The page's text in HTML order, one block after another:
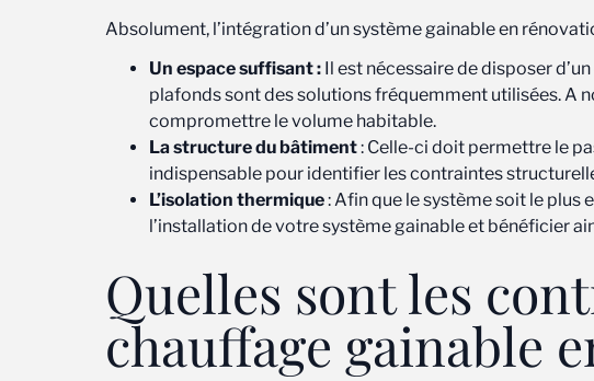
Absolument, l’intégration d’un système gainable en
Un espace suffisant : Il est nécessaire de disposer
plafonds sont des solutions fréquemment utilisées. A
compromettre le volume habitable.
La structure du bâtiment: Celle-ci doit permettre le
indispensable pour identifier les contraintes
L’isolation thermique: Afin que le système soit le plus
l’installation de votre système gainable et bénéficier
Quelles sont les
chauffage gainable